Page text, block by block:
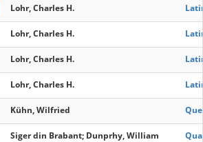
Lohr, Charles H.
Lohr, Charles H.
Lohr, Charles H.
Lohr, Charles H.
Kühn, Wilfried
Siger din Brabant; Dunprhy, William